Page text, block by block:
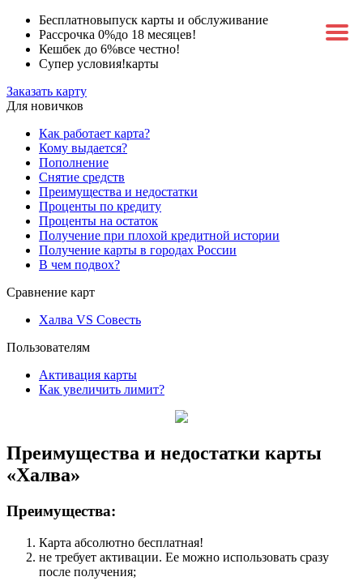
Бесплатновыпуск карты и обслуживание
Рассрочка 0%до 18 месяцев!
Кешбек до 6%все честно!
Супер условия!карты
Заказать карту
Для новичков
Как работает карта?
Кому выдается?
Пополнение
Снятие средств
Преимущества и недостатки
Проценты по кредиту
Проценты на остаток
Получение при плохой кредитной истории
Получение карты в городах России
В чем подвох?
Сравнение карт
Халва VS Совесть
Пользователям
Активация карты
Как увеличить лимит?
Преимущества и недостатки карты
«Халва»
Преимущества:
Карта абсолютно бесплатная!
не требует активации. Ее можно использовать сразу
после получения;